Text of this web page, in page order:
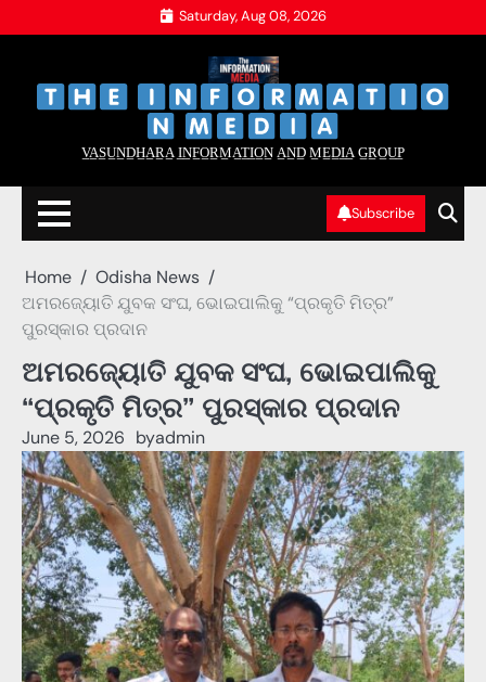
to
Saturday, Aug 08, 2026
V̲A̲S̲U̲N̲D̲H̲A̲R̲A̲ I̲N̲F̲O̲R̲M̲A̲T̲I̲O̲N̲ A̲N̲D̲ M̲E̲D̲I̲A̲ G̲R̲O̲U̲P̲
Subscribe
Home
Odisha News
ଅମରଜ୍ୟୋତି ଯୁବକ ସଂଘ, ଭୋଇପାଲିକୁ “ପ୍ରକୃତି ମିତ୍ର”
ପୁରସ୍କାର ପ୍ରଦାନ
ଅମରଜ୍ୟୋତି ଯୁବକ ସଂଘ, ଭୋଇପାଲିକୁ
“ପ୍ରକୃତି ମିତ୍ର” ପୁରସ୍କାର ପ୍ରଦାନ
June 5, 2026 byadmin